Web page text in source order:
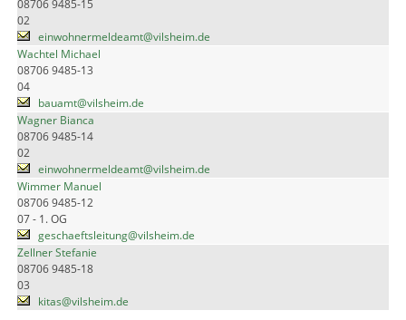
08706 9485-15
02
einwohnermeldeamt@vilsheim.de
Wachtel Michael
08706 9485-13
04
bauamt@vilsheim.de
Wagner Bianca
08706 9485-14
02
einwohnermeldeamt@vilsheim.de
Wimmer Manuel
08706 9485-12
07 - 1. OG
geschaeftsleitung@vilsheim.de
Zellner Stefanie
08706 9485-18
03
kitas@vilsheim.de